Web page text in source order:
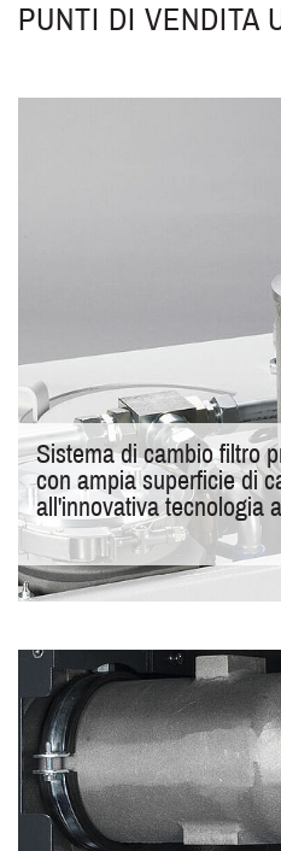
PUNTI DI VENDITA
Sistema di cambio filtro
con ampia superficie di
all'innovativa tecnologia